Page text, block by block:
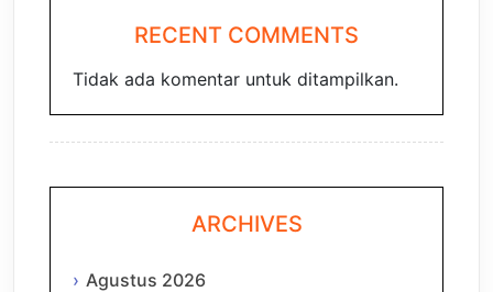
RECENT COMMENTS
Tidak ada komentar untuk ditampilkan.
ARCHIVES
Agustus 2026